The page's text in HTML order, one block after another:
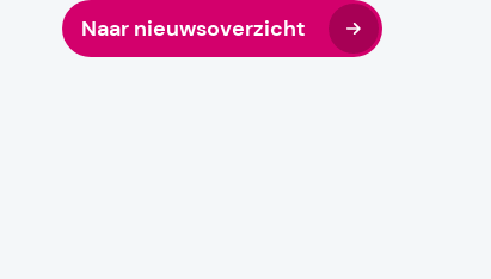
Naar nieuwsoverzicht